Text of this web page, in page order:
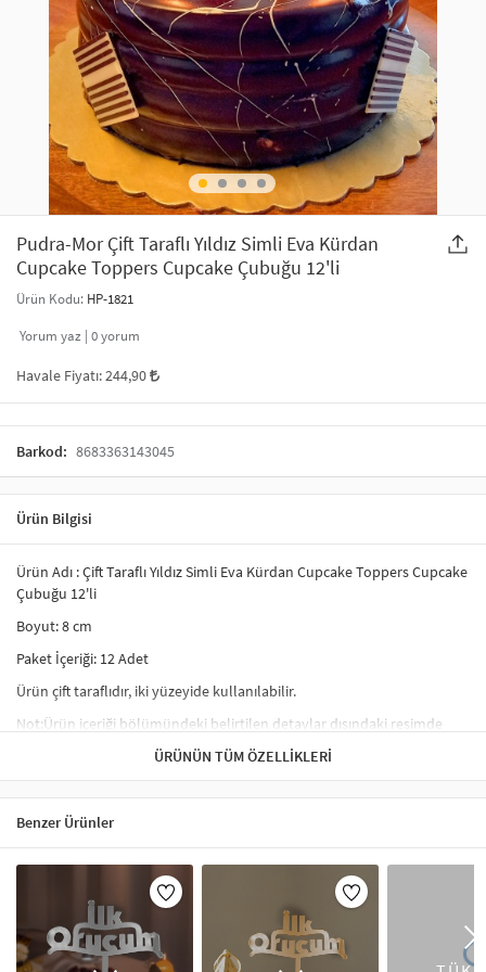
SAÇ AKSESUARLARI
GELİN / DÜĞÜN AKSESUARLARI
TELEFON ASKISI
MAKYAJ ÇANTASI
ŞAL VE FULAR
ODA KOKUSU VE MUM
PARTİ SÜSLERİ
YILBAŞI ÜRÜNLERİ
KULLAN AT TABAK BARDAK SETİ
Pudra-Mor Çift Taraflı Yıldız Simli Eva Kürdan
Cupcake Toppers Cupcake Çubuğu 12'li
Ürün Kodu: HP-1821
Yorum yaz | 0yorum
Havale Fiyatı:244,90
Barkod: 8683363143045
Ürün Bilgisi
Ürün Adı : Çift Taraflı Yıldız Simli Eva Kürdan Cupcake Toppers Cupcake
Çubuğu 12'li
Boyut: 8 cm
Paket İçeriği: 12 Adet
Ürün çift taraflıdır, iki yüzeyide kullanılabilir.
Not:Ürün içeriği bölümündeki belirtilen detaylar dışındaki resimde
görünen aksesuarlar fiyata dahil değildir.
Temalı Kürdan ile doğum günü ikramlıklarınızı süsleyebilir,partinize
göre tasarlanan kürdan süsler ile konseptinizi tamamlayabilirsiniz
Pasta Süsleri Hakkında Genel Bilgi
Pasta süsleri, pastalara estetik ve kişisel bir dokunuş katmak için
kullanılan dekoratif ürünlerdir. Özellikledoğum günü, yaş günü
kutlamaları, düğün, nişan, baby shower, mezuniyet ve özel davetler
ÜRÜNÜN TÜM ÖZELLIKLERI
Benzer Ürünler